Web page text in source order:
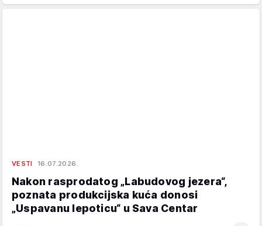
VESTI 16.07.2026.
Nakon rasprodatog „Labudovog jezera“,
poznata produkcijska kuća donosi
„Uspavanu lepoticu“ u Sava Centar